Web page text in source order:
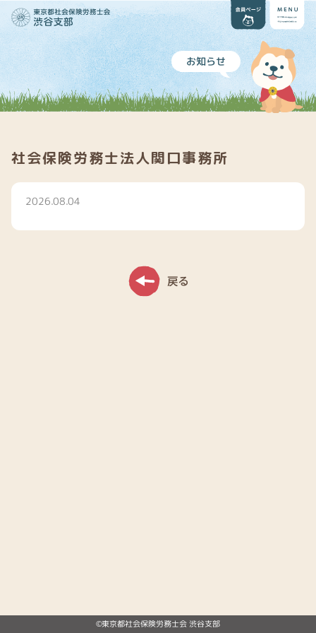
お知らせ
社会保険労務士法人関口事務所
2026.08.04
©東京都社会保険労務士会 渋谷支部